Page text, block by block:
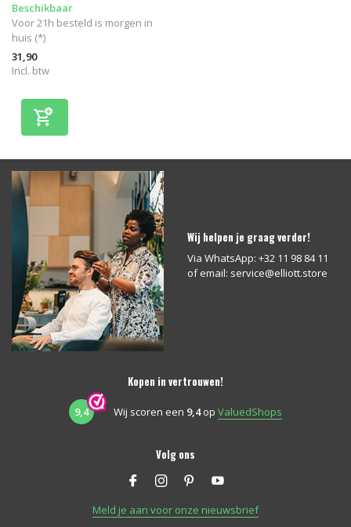
Beschikbaar
Voor 21h besteld is morgen in
huis (*)
31,90
Incl. btw
Wij helpen je graag verder!
Via WhatsApp: +32 11 98 84 11
of email: service@elliott.store
Kopen in vertrouwen!
9,4 Wij scoren een 9,4op ValuedShops
Volg ons
Meld je aan voor onze nieuwsbrief